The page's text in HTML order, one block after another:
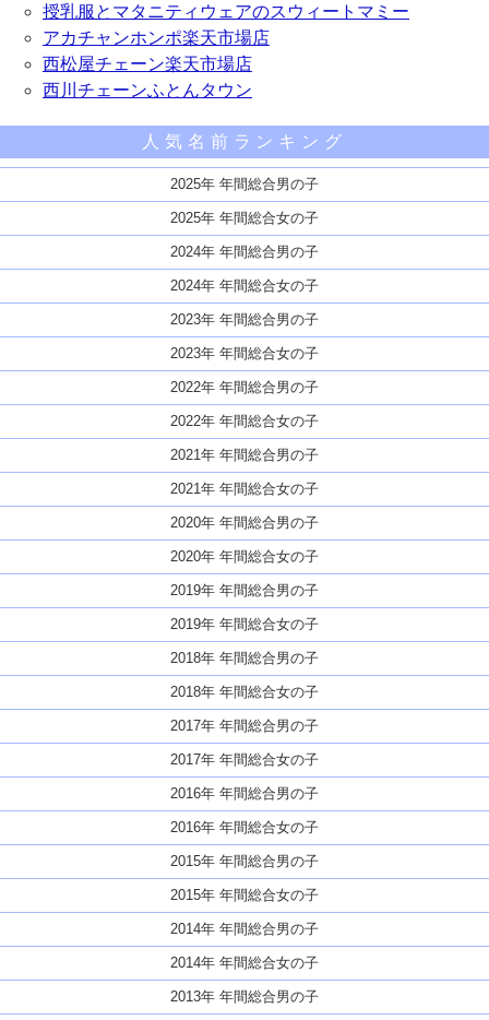
授乳服とマタニティウェアのスウィートマミー
アカチャンホンポ楽天市場店
西松屋チェーン楽天市場店
西川チェーンふとんタウン
人気名前ランキング
2025年 年間総合男の子
2025年 年間総合女の子
2024年 年間総合男の子
2024年 年間総合女の子
2023年 年間総合男の子
2023年 年間総合女の子
2022年 年間総合男の子
2022年 年間総合女の子
2021年 年間総合男の子
2021年 年間総合女の子
2020年 年間総合男の子
2020年 年間総合女の子
2019年 年間総合男の子
2019年 年間総合女の子
2018年 年間総合男の子
2018年 年間総合女の子
2017年 年間総合男の子
2017年 年間総合女の子
2016年 年間総合男の子
2016年 年間総合女の子
2015年 年間総合男の子
2015年 年間総合女の子
2014年 年間総合男の子
2014年 年間総合女の子
2013年 年間総合男の子